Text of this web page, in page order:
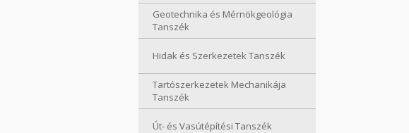
Geotechnika és Mérnökgeológia
Tanszék
Hidak és Szerkezetek Tanszék
Tartószerkezetek Mechanikája
Tanszék
Út- és Vasútépítési Tanszék